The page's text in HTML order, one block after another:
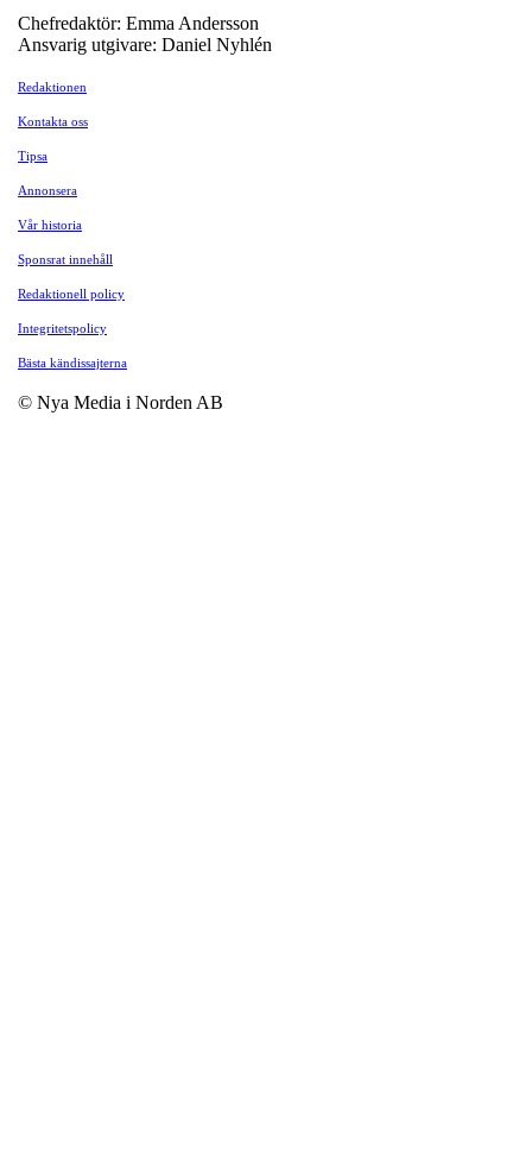
Chefredaktör: Emma Andersson
Ansvarig utgivare: Daniel Nyhlén
Redaktionen
Kontakta oss
Tipsa
Annonsera
Vår historia
Sponsrat innehåll
Redaktionell policy
Integritetspolicy
Bästa kändissajterna
© Nya Media i Norden AB